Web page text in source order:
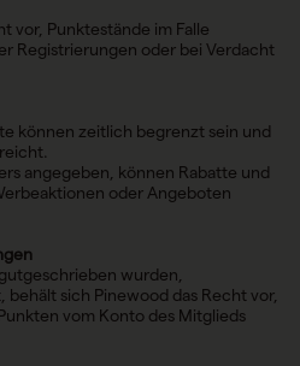
vor, Punktestände im Falle
Registrierungen oder bei Verdacht
können zeitlich begrenzt sein und
angegeben, können Rabatte und
oder Angeboten
wurden,
sich Pinewood das Recht vor,
vom Konto des Mitglieds